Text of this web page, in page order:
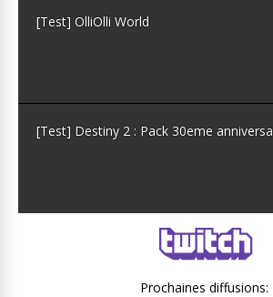
[Test] OlliOlli World
[Test] Destiny 2 : Pack 30eme
Prochaines diffusions: